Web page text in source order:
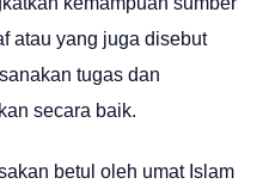
atau yang juga disebut
tugas dan
secara baik.
betul oleh umat Islam